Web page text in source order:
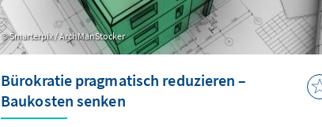
Smarterpix / ArchManStocker
Bürokratie pragmatisch reduzieren –
Baukosten senken